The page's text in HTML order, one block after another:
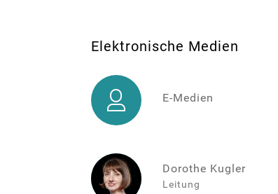
Elektronische Medien
E-
Medien
E-Medien
Dorothe Kugler
Leitung